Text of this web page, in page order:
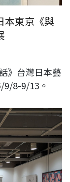
本東京《與
》台灣日本藝
9/8-9/13。